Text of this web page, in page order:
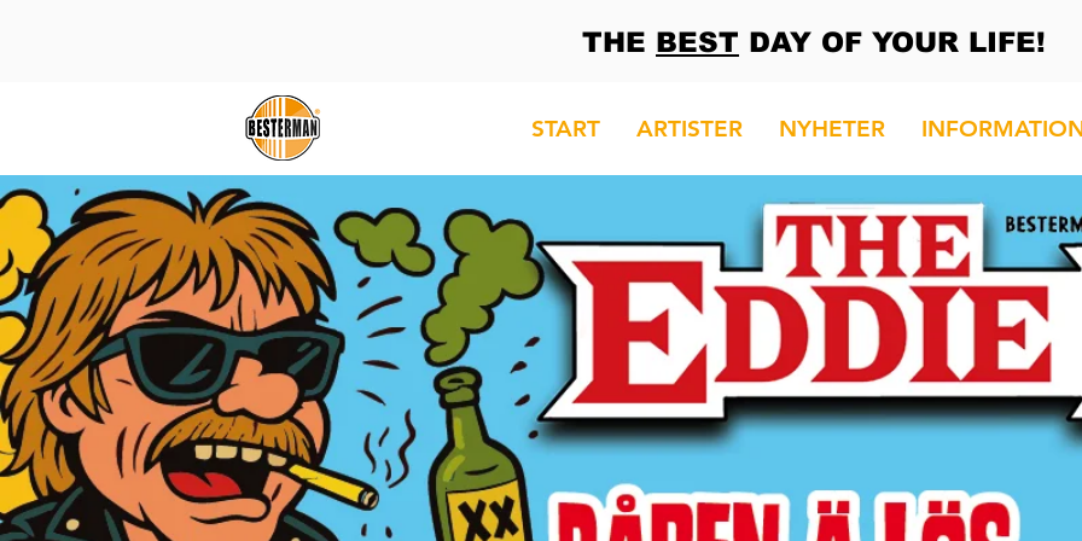
START ARTISTER NYHETER
THE BEST DAY OF YOUR LIFE!